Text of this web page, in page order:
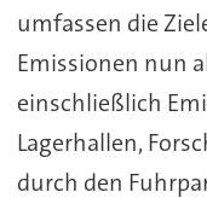
umfassen die
Emissionen nun
einschließlich
Lagerhallen,
durch den